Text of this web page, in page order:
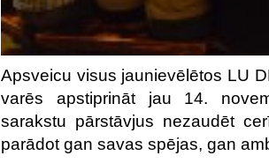
Apsveicu visus jaunievēlētos LU
varēs apstiprināt jau 14.
sarakstu pārstāvjus nezaudēt
parādot gan savas spējas, gan